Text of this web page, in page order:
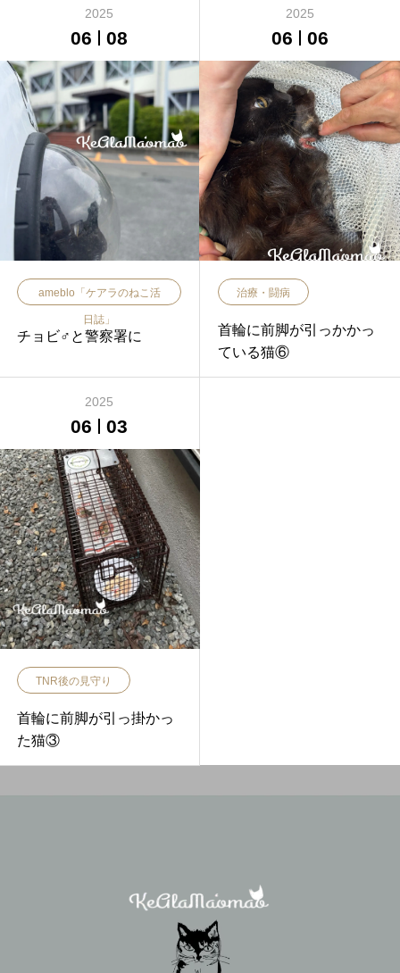
2025
06 08
ameblo「ケアラのねこ活
日誌」
チョビ♂と警察署に
2025
06 06
治療・闘病
首輪に前脚が引っかかっ
ている猫⑥
2025
06 03
TNR後の見守り
首輪に前脚が引っ掛かっ
た猫③